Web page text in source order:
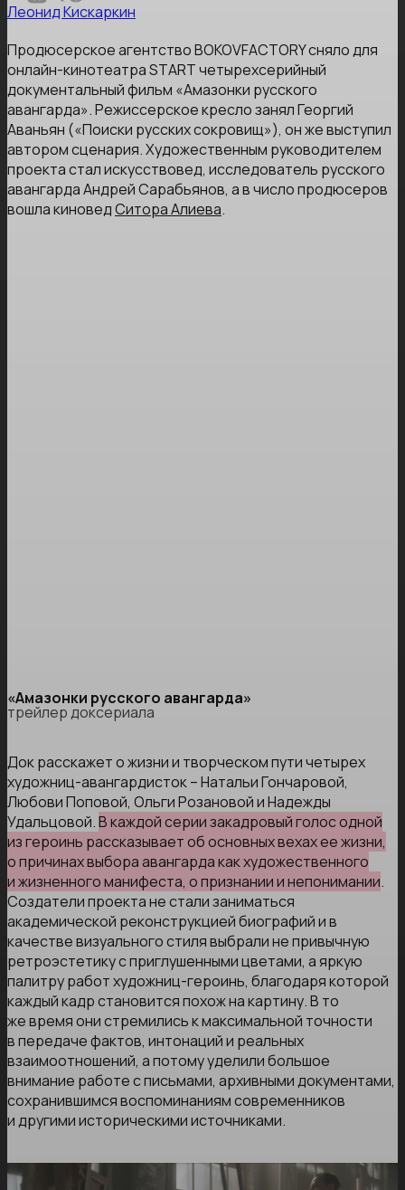
Леонид Кискаркин
Продюсерское агентство BOKOVFACTORY сняло для
онлайн-кинотеатра START четырехсерийный
документальный фильм «Амазонки русского
авангарда». Режиссерское кресло занял Георгий
Аваньян («Поиски русских сокровищ»), он же выступил
автором сценария. Художественным руководителем
проекта стал искусствовед, исследователь русского
авангарда Андрей Сарабьянов, а в число продюсеров
вошла киноведСитора Алиева.
«Амазонки русского авангарда»
трейлер доксериала
Док расскажет о жизни и творческом пути четырех
художниц-авангардисток – Натальи Гончаровой,
Любови Поповой, Ольги Розановой и Надежды
Удальцовой.В каждой серии закадровый голос одной
из героинь рассказывает об основных вехах ее жизни,
о причинах выбора авангарда как художественного
и жизненного манифеста, о признании и непонимании.
Создатели проекта не стали заниматься
академической реконструкцией биографий и в
качестве визуального стиля выбрали не привычную
ретроэстетику с приглушенными цветами, а яркую
палитру работ художниц-героинь, благодаря которой
каждый кадр становится похож на картину. В то
же время они стремились к максимальной точности
в передаче фактов, интонаций и реальных
взаимоотношений, а потому уделили большое
внимание работе с письмами, архивными документами,
сохранившимся воспоминаниям современников
и другими историческими источниками.